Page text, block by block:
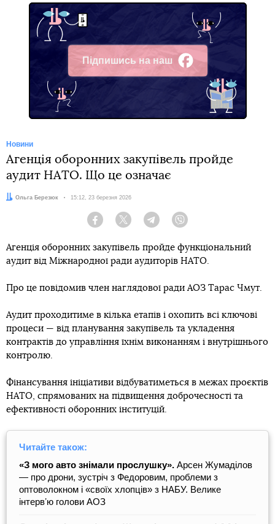
Підпишись на наш
Facebook
Новини
Агенція оборонних закупівель пройде
аудит НАТО. Що це означає
Автор:
Ольга Березюк Дата:
15:12, 23 березня 2026
Facebook Twitter Telegram
Агенція оборонних закупівель пройде функціональний
аудит від Міжнародної ради аудиторів НАТО.
Про це повідомив член наглядової ради АОЗ Тарас Чмут.
Аудит проходитиме в кілька етапів і охопить всі ключові
процеси — від планування закупівель та укладення
контрактів до управління їхнім виконанням і внутрішнього
контролю.
Фінансування ініціативи відбуватиметься в межах проєктів
НАТО, спрямованих на підвищення доброчесності та
ефективності оборонних інституцій.
Читайте також:
«З мого авто знімали прослушку». Арсен Жумаділов
— про дрони, зустріч з Федоровим, проблеми з
оптоволокном і «своїх хлопців» з НАБУ. Велике
інтервʼю голови АОЗ